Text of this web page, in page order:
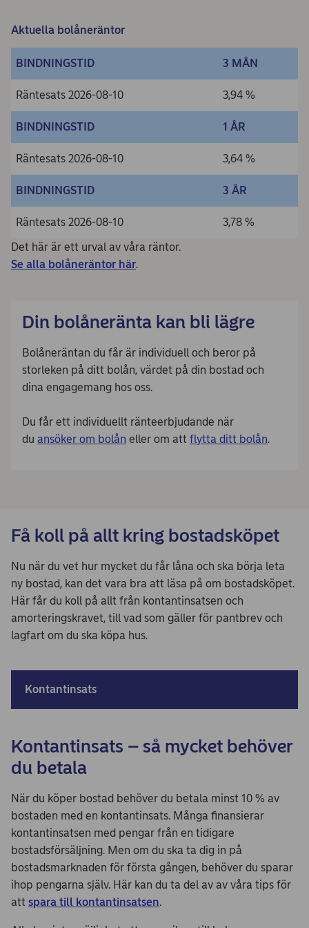
Aktuella bolåneräntor
BINDNINGSTID 3 MÅN
Räntesats 2026-08-10 3,94 %
BINDNINGSTID 1 ÅR
Räntesats 2026-08-10 3,64 %
BINDNINGSTID 3 ÅR
Räntesats 2026-08-10
3,78 %
Det här är ett urval av våra räntor.
Se alla bolåneräntor här.
Din bolåneränta kan bli lägre
Bolåneräntan du får är individuell och beror på
storleken på ditt bolån, värdet på din bostad och
dina engagemang hos oss.
Du får ett individuellt ränteerbjudande när
du ansöker om bolån eller om att flytta ditt bolån.
Få koll på allt kring bostadsköpet
Nu när du vet hur mycket du får låna och ska börja leta
ny bostad, kan det vara bra att läsa på om bostadsköpet.
Här får du koll på allt från kontantinsatsen och
amorteringskravet, till vad som gäller för pantbrev och
lagfart om du ska köpa hus.
Kontantinsats
Kontantinsats – så mycket behöver
du betala
När du köper bostad behöver du betala minst 10 % av
bostaden med en kontantinsats. Många finansierar
kontantinsatsen med pengar från en tidigare
bostadsförsäljning. Men om du ska ta dig in på
bostadsmarknaden för första gången, behöver du sparar
ihop pengarna själv. Här kan du ta del av av våra tips för
att spara till kontantinsatsen.